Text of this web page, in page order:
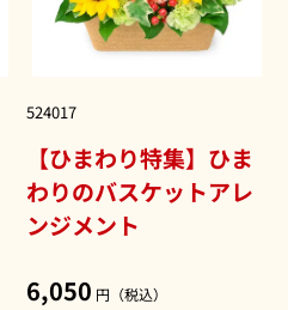
524017
【ひまわり特集】ひま
わりのバスケットアレ
ンジメント
6,050 円（税込）